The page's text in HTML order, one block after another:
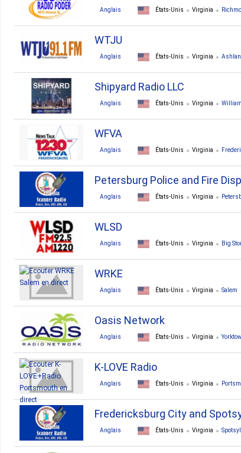
Anglais États-Unis Virginia
WTJU
Anglais États-Unis Virginia
Shipyard Radio LLC
Anglais États-Unis Virginia
WFVA
Anglais États-Unis Virginia
Petersburg Police and Fire
Anglais États-Unis Virginia
WLSD
Anglais États-Unis Virginia Big
WRKE
Anglais États-Unis Virginia Salem
Oasis Network
Anglais États-Unis Virginia
K-LOVE Radio
Anglais États-Unis Virginia
Fredericksburg City and
Anglais États-Unis Virginia